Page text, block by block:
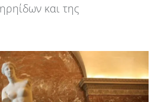
και της